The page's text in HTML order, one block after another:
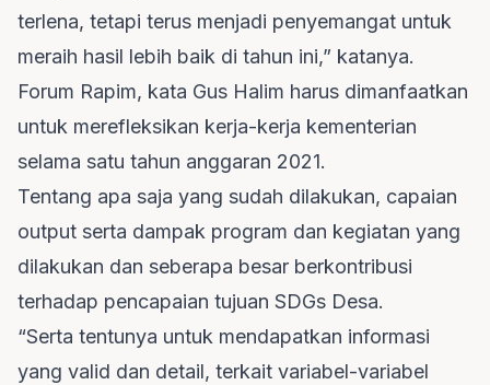
terlena, tetapi terus menjadi penyemangat untuk
meraih hasil lebih baik di tahun ini,” katanya.
Forum Rapim, kata Gus Halim harus dimanfaatkan
untuk merefleksikan kerja-kerja kementerian
selama satu tahun anggaran 2021.
Tentang apa saja yang sudah dilakukan, capaian
output serta dampak program dan kegiatan yang
dilakukan dan seberapa besar berkontribusi
terhadap pencapaian tujuan SDGs Desa.
“Serta tentunya untuk mendapatkan informasi
yang valid dan detail, terkait variabel-variabel